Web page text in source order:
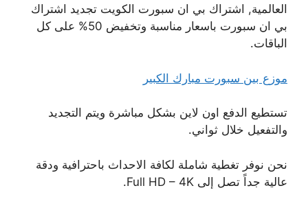
العالمية, اشتراك بي ان سبورت الكويت تجديد اشتراك
بي ان سبورت باسعار مناسبة وتخفيض 50% على كل
الباقات.
موزع بين سبورت مبارك الكبير
تستطيع الدفع اون لاين بشكل مباشرة ويتم التجديد
والتفعيل خلال ثواني.
نحن نوفر تغطية شاملة لكافة الاحداث باحترافية ودقة
عالية جداً تصل إلى Full HD – 4K.